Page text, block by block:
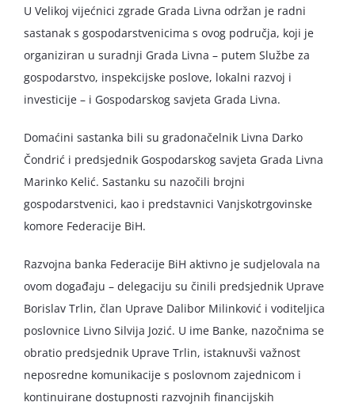
U Velikoj vijećnici zgrade Grada Livna održan je radni
sastanak s gospodarstvenicima s ovog područja, koji je
organiziran u suradnji Grada Livna – putem Službe za
gospodarstvo, inspekcijske poslove, lokalni razvoj i
investicije – i Gospodarskog savjeta Grada Livna.
Domaćini sastanka bili su gradonačelnik Livna Darko
Čondrić i predsjednik Gospodarskog savjeta Grada Livna
Marinko Kelić. Sastanku su nazočili brojni
gospodarstvenici, kao i predstavnici Vanjskotrgovinske
komore Federacije BiH.
Razvojna banka Federacije BiH aktivno je sudjelovala na
ovom događaju – delegaciju su činili predsjednik Uprave
Borislav Trlin, član Uprave Dalibor Milinković i voditeljica
poslovnice Livno Silvija Jozić. U ime Banke, nazočnima se
obratio predsjednik Uprave Trlin, istaknuvši važnost
neposredne komunikacije s poslovnom zajednicom i
kontinuirane dostupnosti razvojnih financijskih